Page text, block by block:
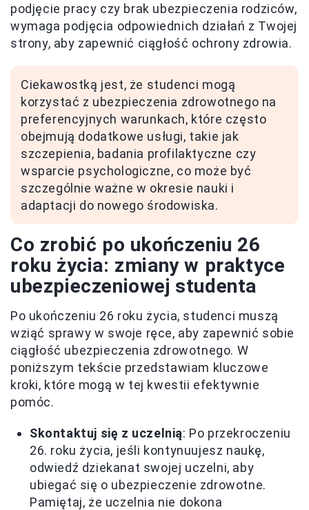
podjęcie pracy czy brak ubezpieczenia rodziców,
wymaga podjęcia odpowiednich działań z Twojej
strony, aby zapewnić ciągłość ochrony zdrowia.
Ciekawostką jest, że studenci mogą
korzystać z ubezpieczenia zdrowotnego na
preferencyjnych warunkach, które często
obejmują dodatkowe usługi, takie jak
szczepienia, badania profilaktyczne czy
wsparcie psychologiczne, co może być
szczególnie ważne w okresie nauki i
adaptacji do nowego środowiska.
Co zrobić po ukończeniu 26
roku życia: zmiany w praktyce
ubezpieczeniowej studenta
Po ukończeniu 26 roku życia, studenci muszą
wziąć sprawy w swoje ręce, aby zapewnić sobie
ciągłość ubezpieczenia zdrowotnego. W
poniższym tekście przedstawiam kluczowe
kroki, które mogą w tej kwestii efektywnie
pomóc.
Skontaktuj się z uczelnią: Po przekroczeniu
26. roku życia, jeśli kontynuujesz naukę,
odwiedź dziekanat swojej uczelni, aby
ubiegać się o ubezpieczenie zdrowotne.
Pamiętaj, że uczelnia nie dokona